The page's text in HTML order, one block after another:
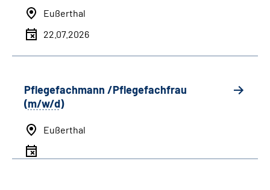
Eußerthal
22.07.2026
Pflegefachmann /Pflegefachfrau
(m/w/d)
Eußerthal